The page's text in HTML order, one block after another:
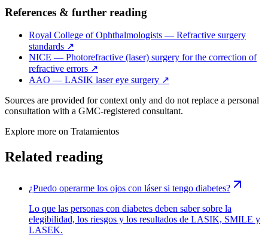
References & further reading
Royal College of Ophthalmologists — Refractive surgery
standards ↗
NICE — Photorefractive (laser) surgery for the correction of
refractive errors ↗
AAO — LASIK laser eye surgery ↗
Sources are provided for context only and do not replace a personal
consultation with a GMC-registered consultant.
Explore more on Tratamientos
Related reading
¿Puedo operarme los ojos con láser si tengo diabetes?
Lo que las personas con diabetes deben saber sobre la
elegibilidad, los riesgos y los resultados de LASIK, SMILE y
LASEK.